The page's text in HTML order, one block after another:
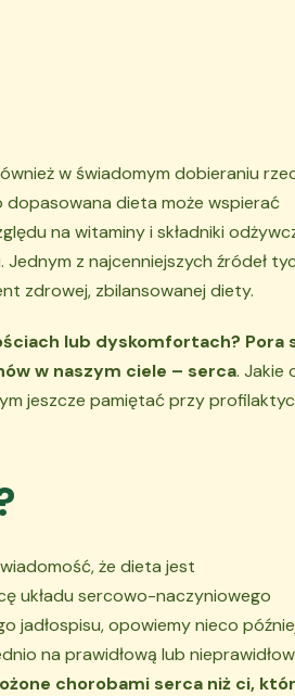
w świadomym dobieraniu
dopasowana dieta może wspierać
na witaminy i składniki
z najcenniejszych źródeł
zdrowej, zbilansowanej diety.
lub dyskomfortach? Pora
w naszym ciele – serca. Jakie
jeszcze pamiętać przy
że dieta jest
układu sercowo-naczyniowego
jadłospisu, opowiemy nieco
na prawidłową lub
chorobami serca niż ci,